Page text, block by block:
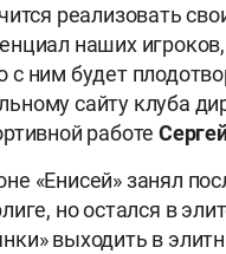
реализовать
наших
с ним будет
сайту клуба
работе
«Енисей» занял
но остался в
выходить в